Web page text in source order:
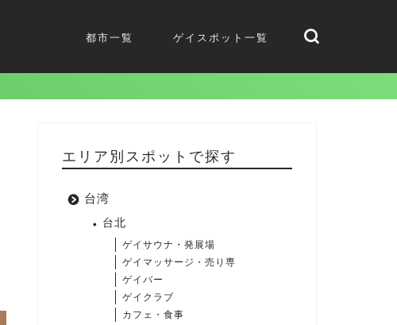
都市一覧 ゲイスポット一覧
エリア別スポットで探す
台湾
台北
ゲイサウナ・発展場
ゲイマッサージ・売り専
ゲイバー
ゲイクラブ
カフェ・食事